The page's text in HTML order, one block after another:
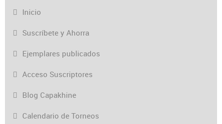
Inicio
Suscríbete y Ahorra
Ejemplares publicados
Acceso Suscriptores
Blog Capakhine
Calendario de Torneos